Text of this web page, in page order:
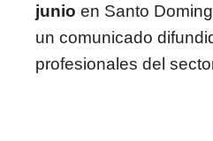
junio en Santo
un comunicado
profesionales del